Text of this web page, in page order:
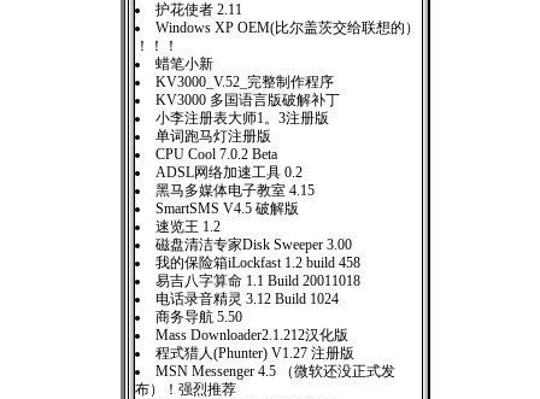
护花使者 2.11
Windows XP OEM(比尔盖茨交给联想的）
！！！
蜡笔小新
KV3000_V.52_完整制作程序
KV3000 多国语言版破解补丁
小李注册表大师1。3注册版
单词跑马灯注册版
CPU Cool 7.0.2 Beta
ADSL网络加速工具 0.2
黑马多媒体电子教室 4.15
SmartSMS V4.5 破解版
速览王 1.2
磁盘清洁专家Disk Sweeper 3.00
我的保险箱iLockfast 1.2 build 458
易吉八字算命 1.1 Build 20011018
电话录音精灵 3.12 Build 1024
商务导航 5.50
Mass Downloader2.1.212汉化版
程式猎人(Phunter) V1.27 注册版
MSN Messenger 4.5 （微软还没正式发
布）！强烈推荐